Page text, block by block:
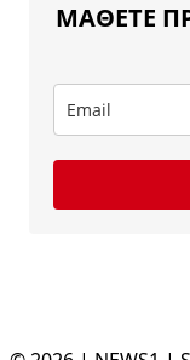
ΜΑΘΕΤΕ